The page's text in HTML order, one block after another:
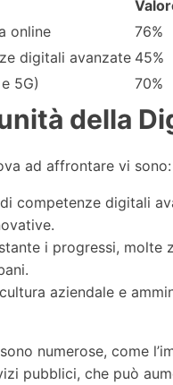
online
76%
digitali avanzate 45%
5G)
70%
della
ad affrontare vi sono:
competenze digitali
i progressi, molte
aziendale e
numerose, come
pubblici, che può